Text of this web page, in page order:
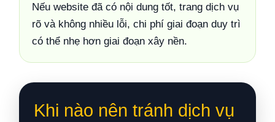
Nếu website đã có nội dung tốt, trang dịch vụ
rõ và không nhiều lỗi, chi phí giai đoạn duy trì
có thể nhẹ hơn giai đoạn xây nền.
Khi nào nên tránh dịch vụ